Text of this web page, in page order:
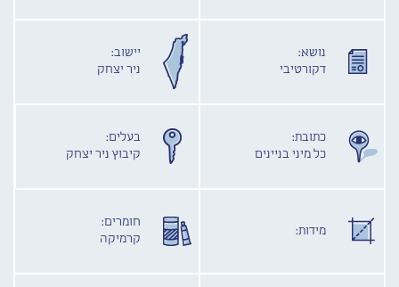
נושא:
דקורטיבי
יישוב:
ניר יצחק
כתובת:
כל מיני בניינים
בעלים:
קיבוץ ניר יצחק
מידות:
חומרים:
קרמיקה